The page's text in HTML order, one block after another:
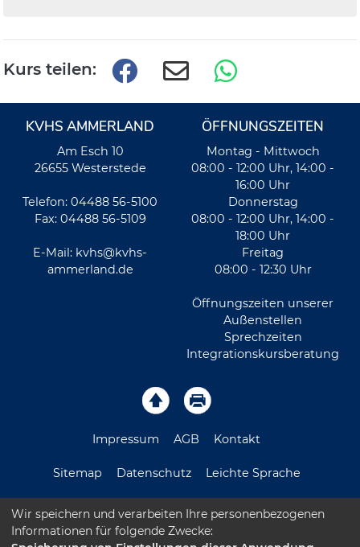
Kurs teilen:
KVHS AMMERLAND
Am Esch 10
26655 Westerstede
Telefon: 04488 56-5100
Fax: 04488 56-5109
E-Mail: kvhs@kvhs-
ammerland.de
ÖFFNUNGSZEITEN
Montag - Mittwoch
08:00 - 12:00 Uhr, 14:00 -
16:00 Uhr
Donnerstag
08:00 - 12:00 Uhr, 14:00 -
18:00 Uhr
Freitag
08:00 - 12:30 Uhr
Öffnungszeiten unserer
Außenstellen
Sprechzeiten
Integrationskursberatung
Impressum AGB Kontakt
Sitemap Datenschutz Leichte Sprache
Barrierefreiheitserklärung
Wir speichern und verarbeiten Ihre personenbezogenen
Informationen für folgende Zwecke: